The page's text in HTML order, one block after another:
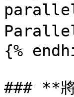
{%
### **將